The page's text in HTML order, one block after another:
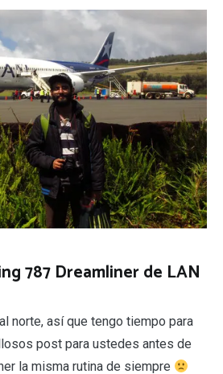
787 Dreamliner de LAN
norte, así que tengo tiempo para
post para ustedes antes de
la misma rutina de siempre